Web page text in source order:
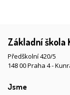
Základní škola
Předškolní 420/5
148 00 Praha 4 -
Jsme